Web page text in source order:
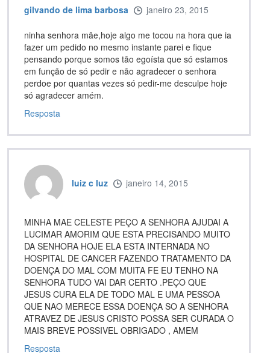
gilvando de lima barbosa janeiro 23, 2015
ninha senhora mãe,hoje algo me tocou na hora que ia
fazer um pedido no mesmo instante parei e fique
pensando porque somos tão egoísta que só estamos
em função de só pedir e não agradecer o senhora
perdoe por quantas vezes só pedir-me desculpe hoje
só agradecer amém.
Resposta
luiz c luz janeiro 14, 2015
MINHA MAE CELESTE PEÇO A SENHORA AJUDAI A
LUCIMAR AMORIM QUE ESTA PRECISANDO MUITO
DA SENHORA HOJE ELA ESTA INTERNADA NO
HOSPITAL DE CANCER FAZENDO TRATAMENTO DA
DOENÇA DO MAL COM MUITA FE EU TENHO NA
SENHORA TUDO VAI DAR CERTO .PEÇO QUE
JESUS CURA ELA DE TODO MAL E UMA PESSOA
QUE NAO MERECE ESSA DOENÇA SO A SENHORA
ATRAVEZ DE JESUS CRISTO POSSA SER CURADA O
MAIS BREVE POSSIVEL OBRIGADO , AMEM
Resposta